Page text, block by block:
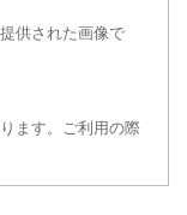
供された画像で
ます。ご利用の際